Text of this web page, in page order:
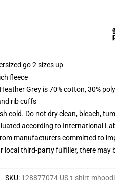
go 2 sizes up
fleece
Grey is 70% cotton, 30%
rib cuffs
cold. Do not dry clean, bleach,
according to International
manufacturers committed to
local third-party fulfiller, there may
SKU: 128877074-US-t-shirt-